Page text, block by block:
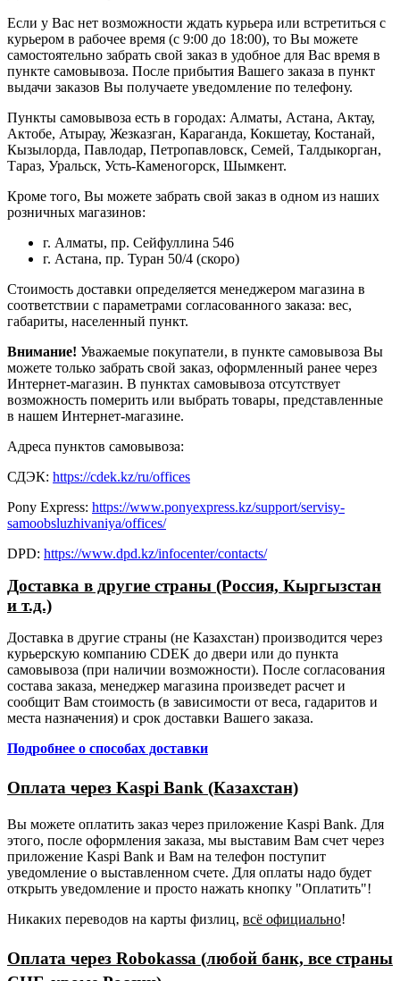
Если у Вас нет возможности ждать курьера или встретиться с
курьером в рабочее время (с 9:00 до 18:00), то Вы можете
самостоятельно забрать свой заказ в удобное для Вас время в
пункте самовывоза. После прибытия Вашего заказа в пункт
выдачи заказов Вы получаете уведомление по телефону.
Пункты самовывоза есть в городах: Алматы, Астана, Актау,
Актобе, Атырау, Жезказган, Караганда, Кокшетау, Костанай,
Кызылорда, Павлодар, Петропавловск, Семей, Талдыкорган,
Тараз, Уральск, Усть-Каменогорск, Шымкент.
Кроме того, Вы можете забрать свой заказ в одном из наших
розничных магазинов:
г. Алматы, пр. Сейфуллина 546
г. Астана, пр. Туран 50/4 (скоро)
Стоимость доставки определяется менеджером магазина в
соответствии с параметрами согласованного заказа: вес,
габариты, населенный пункт.
Внимание! Уважаемые покупатели, в пункте самовывоза Вы
можете только забрать свой заказ, оформленный ранее через
Интернет-магазин. В пунктах самовывоза отсутствует
возможность померить или выбрать товары, представленные
в нашем Интернет-магазине.
Адреса пунктов самовывоза:
СДЭК: https://cdek.kz/ru/offices
Pony Express: https://www.ponyexpress.kz/support/servisy-
samoobsluzhivaniya/offices/
DPD: https://www.dpd.kz/infocenter/contacts/
Доставка в другие страны (Россия, Кыргызстан
и т.д.)
Доставка в другие страны (не Казахстан) производится через
курьерскую компанию CDEK до двери или до пункта
самовывоза (при наличии возможности). После согласования
состава заказа, менеджер магазина произведет расчет и
сообщит Вам стоимость (в зависимости от веса, гадаритов и
места назначения) и срок доставки Вашего заказа.
Подробнее о способах доставки
Оплата через Kaspi Bank (Казахстан)
Вы можете оплатить заказ через приложение Kaspi Bank. Для
этого, после оформления заказа, мы выставим Вам счет через
приложение Kaspi Bank и Вам на телефон поступит
уведомление о выставленном счете. Для оплаты надо будет
открыть уведомление и просто нажать кнопку "Оплатить"!
Никаких переводов на карты физлиц, всё официально!
Оплата через Robokassa (любой банк, все страны